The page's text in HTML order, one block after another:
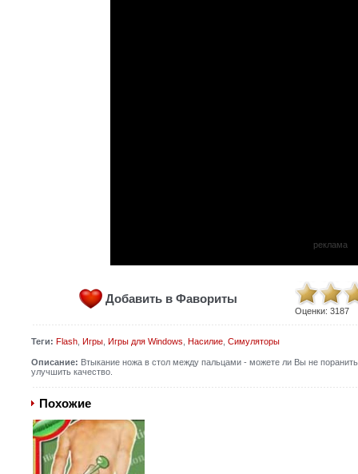
реклама
Добавить в Фавориты
Оценки: 3187
Теги: Flash, Игры, Игры для Windows Насилие, Симуляторы
Описание: Втыкание ножа в стол между пальцами - можете ли Вы не
улучшить качество.
Похожие